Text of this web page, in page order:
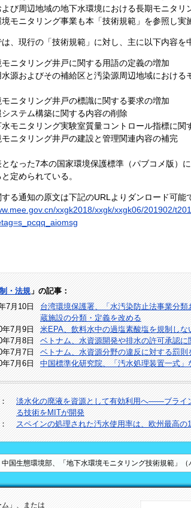
び周辺地域の地下水環境における長期モニタ
モニタリング事業も本「技術規範」を参照し実
、現行の「技術規範」に対し、主に以下内容を
モニタリング井戸に関する用語の定義の増加
水源およびその補給区と汚染源周辺地域におけ
モニタリング井戸の標識に関する要求の増加
ステム構築に関する内容の削除
水モニタリング実験室質量コントロール指標に関
モニタリング井戸の建設と管理関連内容の補完
なった7本の国家環境保護標準（パブコメ版）
定められている。
る通知の原文は下記のURLよりダンロード可能
xxgk2018/xxgk/xxgk06/201902/
・法規 」の記事：
7月10日
台湾環境保護署、「水汚染防止法事業分
蔵施設の分類・定義を改める
年7月9日
米EPA、飲料水中の過塩素酸塩を規制しな
年7月8日
ベトナム、水資源開発や排水の許可承認
年7月7日
ベトナム、水資源分野の違反に対する罰則
年7月6日
中国標準化研究院、「汚水処理装置一式
淡水化の廃液を資源として有効利用へ――ブライ
る技術をMITが開発
スペインの処理された汚水使用率は、欧州最高の
中国生態環境部、「地下水環境モニタリング技術規範」（
ム 」、または